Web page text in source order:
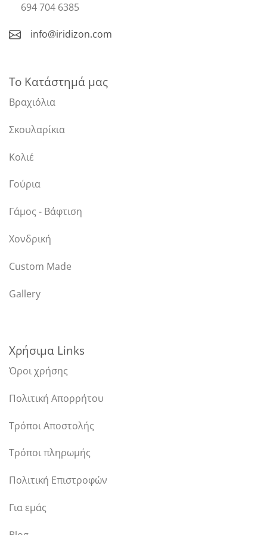
694 704 6385
info@iridizon.com
Το Κατάστημά μας
Βραχιόλια
Σκουλαρίκια
Κολιέ
Γούρια
Γάμος - Βάφτιση
Χονδρική
Custom Made
Gallery
Χρήσιμα Links
Όροι χρήσης
Πολιτική Απορρήτου
Τρόποι Αποστολής
Τρόποι πληρωμής
Πολιτική Επιστροφών
Για εμάς